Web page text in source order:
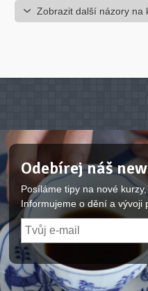
Zobrazit další názory na
Odebírej náš
Posíláme tipy na nové
Informujeme o dění a vývoji